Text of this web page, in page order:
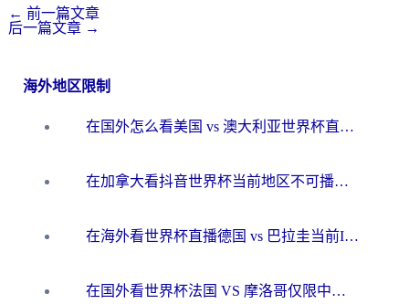
← 前一篇文章
后一篇文章 →
海外地区限制
在国外怎么看美国 vs 澳大利亚世界杯直播？海外党必藏的中文解说观赛指南
在加拿大看抖音世界杯当前地区不可播放？海外党体育观赛终极指南
在海外看世界杯直播德国 vs 巴拉圭当前IP受限制？这篇指南帮你轻松解决地区限制
在国外看世界杯法国 VS 摩洛哥仅限中国大陆？别让地域限制拦下你的欢呼